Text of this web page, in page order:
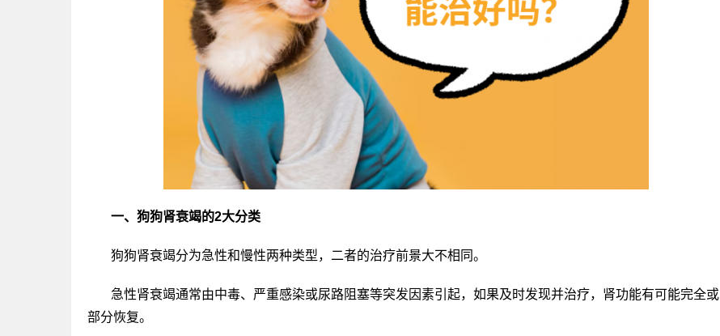
一、狗狗肾衰竭的2大分类
狗狗肾衰竭分为急性和慢性两种类型，二者的治疗前景大不相同。
急性肾衰竭通常由中毒、严重感染或尿路阻塞等突发因素引起，如果及时发现并治疗，肾功能有可能完全或
部分恢复。